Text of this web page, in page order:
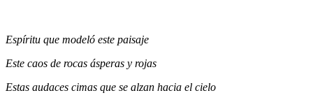
Espíritu que modeló este paisaje
Este caos de rocas ásperas y rojas
Estas audaces cimas que se alzan hacia el cielo